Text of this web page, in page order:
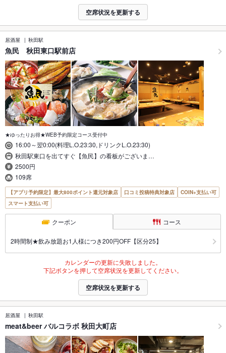
空席状況を更新する
居酒屋 秋田駅
魚民 秋田東口駅前店
★ゆったりお得★WEB予約限定コース受付中
16:00～翌0:00(料理L.O.23:30,ドリンクL.O.23:30)
秋田駅東口を出てすぐ【魚民】の看板がございま…
2500円
109席
【アプリ予約限定】最大800ポイント還元対象店 口コミ投稿特典対象店
COIN+支払い可
スマート支払い可
クーポン コース
2時間制★飲み放題お1人様につき200円OFF【区分25】
カレンダーの更新に失敗しました。
下記ボタンを押して空席状況を更新してください。
空席状況を更新する
居酒屋 秋田駅
meat&beer バルコラボ 秋田大町店